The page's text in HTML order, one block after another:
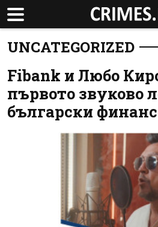
UNCATEGORIZED
Fibank и Любо
първото звуково
български